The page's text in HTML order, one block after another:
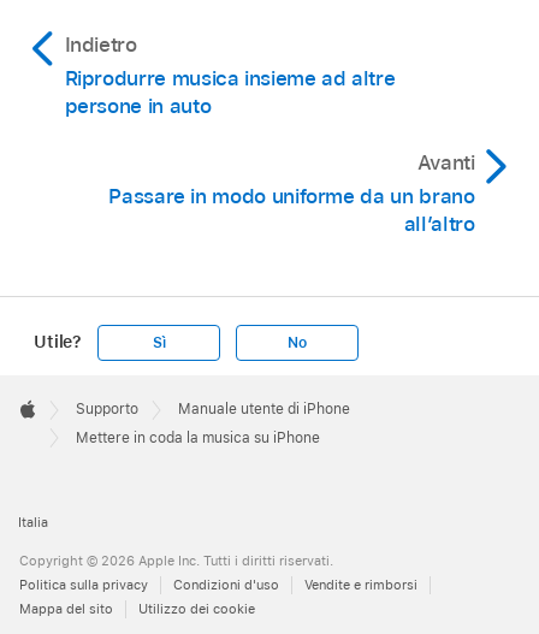
Indietro
Riprodurre musica insieme ad altre
persone in auto
Avanti
Passare in modo uniforme da un brano
all’altro
Utile? Sì No
Footer

Apple
Supporto
Manuale utente di iPhone
Mettere in coda la musica su iPhone
Italia
Copyright © 2026 Apple Inc. Tutti i diritti riservati.
Politica sulla privacy
Condizioni d'uso
Vendite e rimborsi
Mappa del sito
Utilizzo dei cookie